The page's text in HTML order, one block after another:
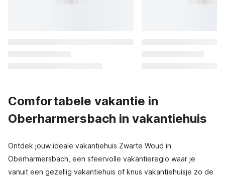
Comfortabele vakantie in
Oberharmersbach in vakantiehuis
Ontdek jouw ideale vakantiehuis Zwarte Woud in
Oberharmersbach, een sfeervolle vakantieregio waar je
vanuit een gezellig vakantiehuis of knus vakantiehuisje zo de